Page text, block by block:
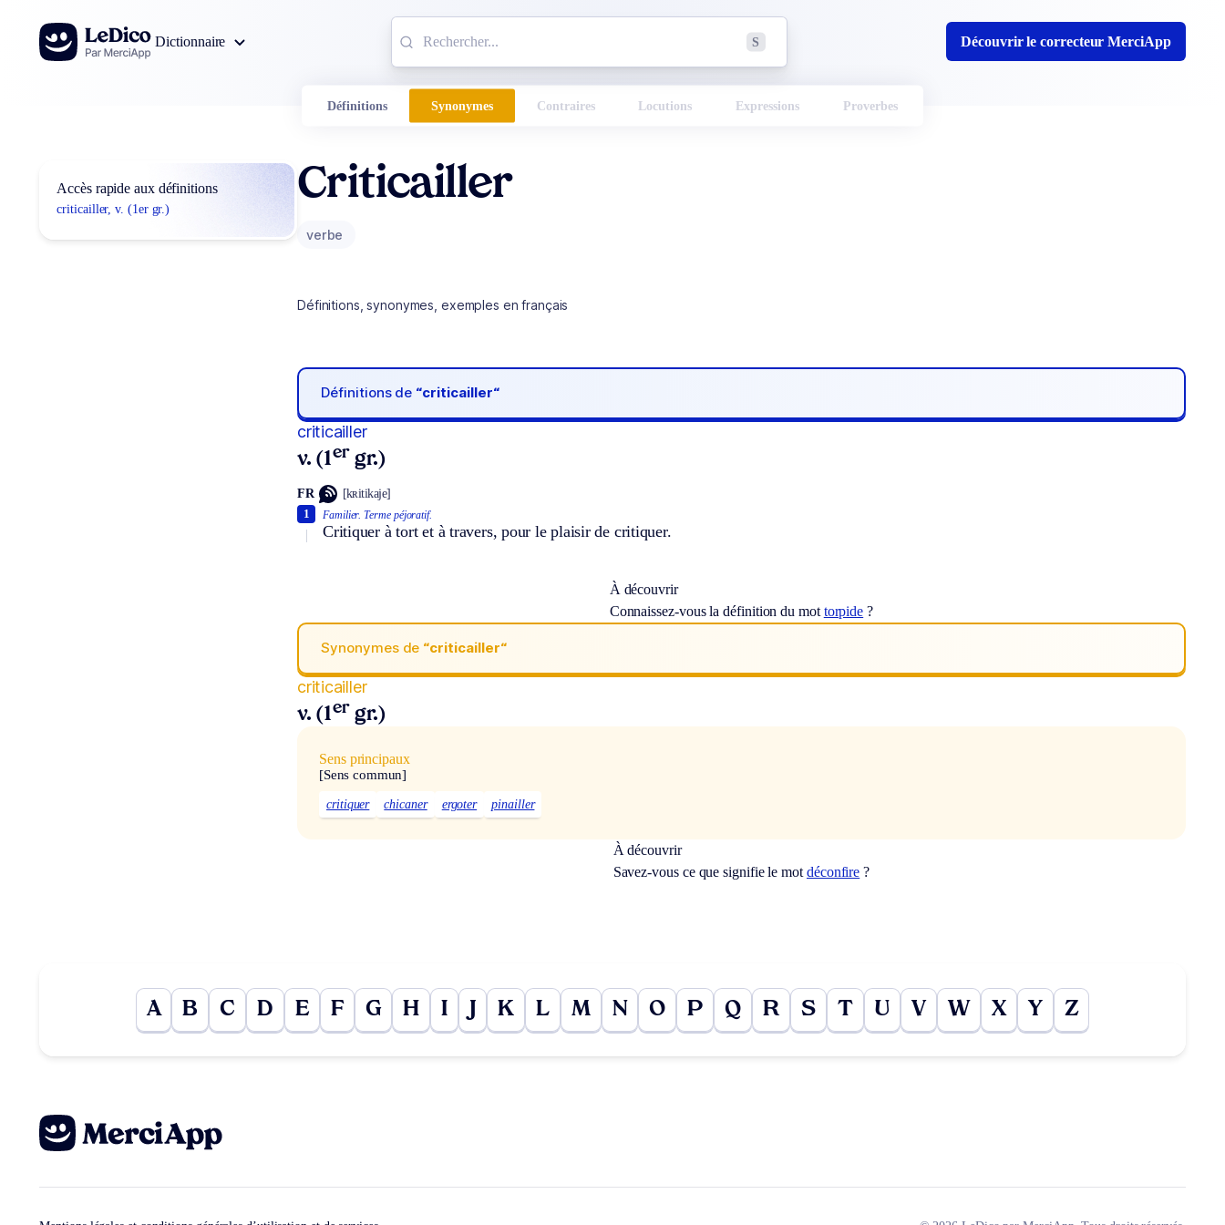
Aller au contenu
Dictionnaire
S Découvrir le correcteur MerciApp
Définitions Synonymes Contraires Locutions Expressions Proverbes
Accès rapide aux définitions
criticailler, v. (1er gr.)
Criticailler
verbe
Définitions, synonymes, exemples en français
Définitions de “criticailler“
criticailler
v. (1er gr.)
FR [kʀitikaje]
Familier. Terme péjoratif.
Critiquer à tort et à travers, pour le plaisir de critiquer.
1
À découvrir
Connaissez-vous la définition du mot torpide ?
Synonymes de “criticailler“
criticailler
v. (1er gr.)
Sens principaux
[Sens commun]
critiquer chicaner ergoter pinailler
À découvrir
Savez-vous ce que signifie le mot déconfire ?
A B C D E F G H I K L M N O P Q R S T U V W X Y Z